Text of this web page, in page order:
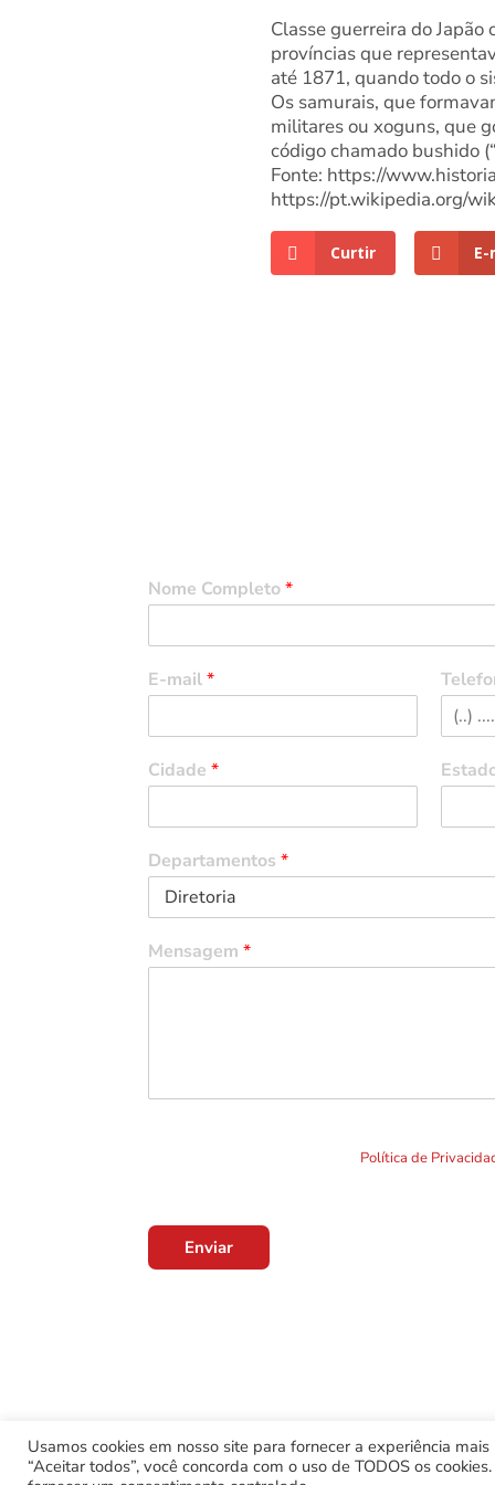
Classe guerreira do
províncias que
até 1871, quando todo o
Os samurais, que
militares ou xoguns, que
código chamado bushido
Fonte: https://
https://pt.wikipedia.org/
Curtir
Nome Completo*
E-mail*
Cidade*
Departamentos*
Mensagem*
Política de
Enviar
Usamos cookies em nosso site para fornecer a experiência
“Aceitar todos”, você concorda com o uso de TODOS os